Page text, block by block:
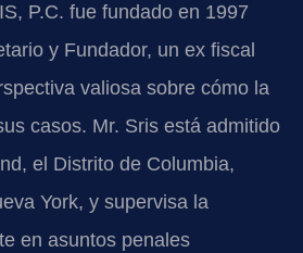
P.C. fue fundado en 1997
y Fundador, un ex fiscal
valiosa sobre cómo la
casos. Mr. Sris está admitido
el Distrito de Columbia,
York, y supervisa la
en asuntos penales